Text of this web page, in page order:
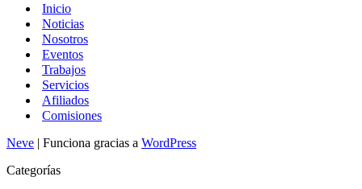
Inicio
Noticias
Nosotros
Eventos
Trabajos
Servicios
Afiliados
Comisiones
Neve | Funciona gracias a WordPress
Categorías